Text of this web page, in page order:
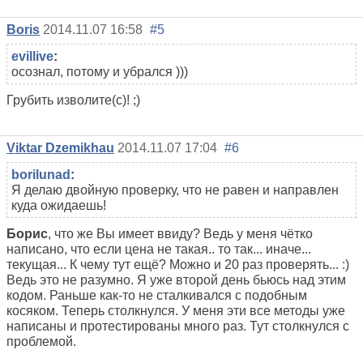
Boris 2014.11.07 16:58 #5
evillive:
осознал, потому и убрался )))
Грубить изволите(с)! ;)
Viktar Dzemikhau 2014.11.07 17:04 #6
borilunad :
Я делаю двойную проверку, что не равен и направлен
куда ожидаешь!
Борис, что же Вы имеет ввиду? Ведь у меня чётко
написано, что если цена не такая.. то так... иначе...
текущая... К чему тут ещё? Можно и 20 раз проверять... :)
Ведь это не разумно. Я уже второй день бьюсь над этим
кодом. Раньше как-то не сталкивался с подобным
косяком. Теперь столкнулся. У меня эти все методы уже
написаны и протестированы много раз. Тут столкнулся с
проблемой.